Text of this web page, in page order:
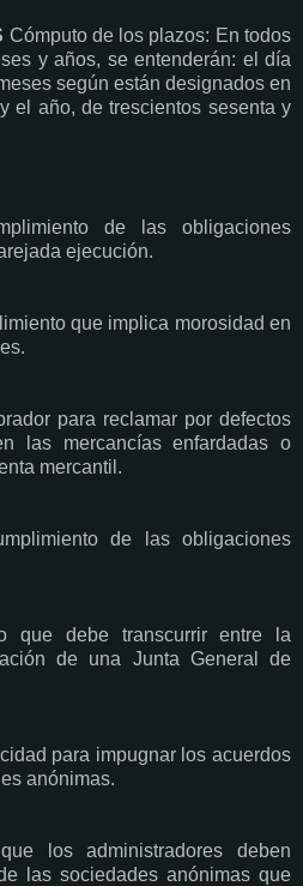
Cómputo de los plazos: En todos
y años, se entenderán: el día
según están designados en
el año, de trescientos sesenta y
de las obligaciones
ejecución.
que implica morosidad en
para reclamar por defectos
las mercancías enfardadas o
mercantil.
de las obligaciones
que debe transcurrir entre la
de una Junta General de
para impugnar los acuerdos
anónimas.
los administradores deben
las sociedades anónimas que